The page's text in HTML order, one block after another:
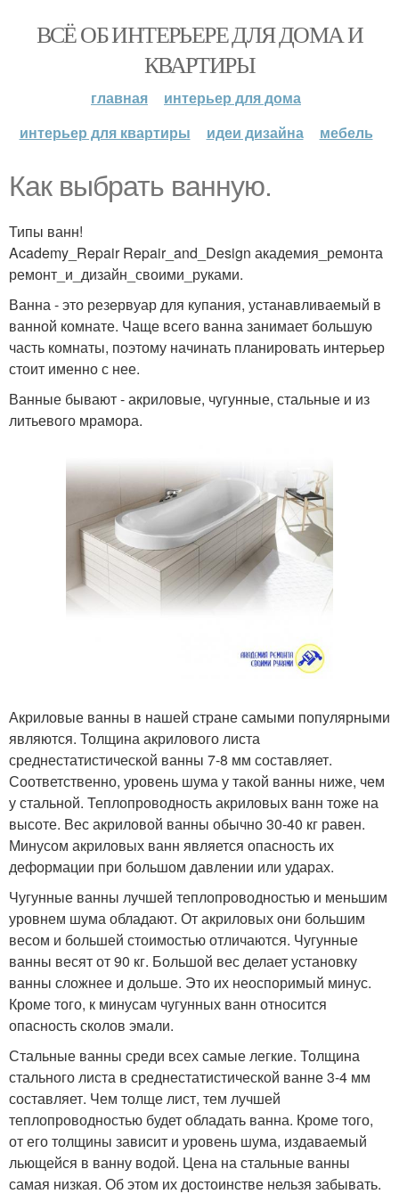
ВСЁ ОБ ИНТЕРЬЕРЕ ДЛЯ ДОМА И
КВАРТИРЫ
главная
интерьер для дома
интерьер для квартиры
идеи дизайна мебель
Как выбрать ванную.
Типы ванн!
Academy_Repair Repair_and_Design академия_ремонта
ремонт_и_дизайн_своими_руками.
Ванна - это резервуар для купания, устанавливаемый в
ванной комнате. Чаще всего ванна занимает большую
часть комнаты, поэтому начинать планировать интерьер
стоит именно с нее.
Ванные бывают - акриловые, чугунные, стальные и из
литьевого мрамора.
Акриловые ванны в нашей стране самыми популярными
являются. Толщина акрилового листа
среднестатистической ванны 7-8 мм составляет.
Соответственно, уровень шума у такой ванны ниже, чем
у стальной. Теплопроводность акриловых ванн тоже на
высоте. Вес акриловой ванны обычно 30-40 кг равен.
Минусом акриловых ванн является опасность их
деформации при большом давлении или ударах.
Чугунные ванны лучшей теплопроводностью и меньшим
уровнем шума обладают. От акриловых они большим
весом и большей стоимостью отличаются. Чугунные
ванны весят от 90 кг. Большой вес делает установку
ванны сложнее и дольше. Это их неоспоримый минус.
Кроме того, к минусам чугунных ванн относится
опасность сколов эмали.
Стальные ванны среди всех самые легкие. Толщина
стального листа в среднестатистической ванне 3-4 мм
составляет. Чем толще лист, тем лучшей
теплопроводностью будет обладать ванна. Кроме того,
от его толщины зависит и уровень шума, издаваемый
льющейся в ванну водой. Цена на стальные ванны
самая низкая. Об этом их достоинстве нельзя забывать.